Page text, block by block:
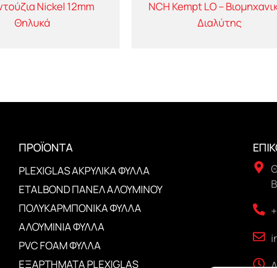
Nickel 12mm
Θηλυκά
NCH Kempt LO –
Διαλύτης
ΠΡΟΪΟΝΤΑ
PLEXIGLAS ΑΚΡΥΛΙΚΑ ΦΥΛΛΑ
ETALBOND ΠΑΝΕΛ ΑΛΟΥΜΙΝΟΥ
ΠΟΛΥΚΑΡΜΠΟΝΙΚΑ ΦΥΛΛΑ
ΑΛΟΥΜΙΝΙΑ ΦΥΛΛΑ
PVC FOAM ΦΥΛΛΑ
ΕΞΑΡΤΗΜΑΤΑ PLEXIGLAS